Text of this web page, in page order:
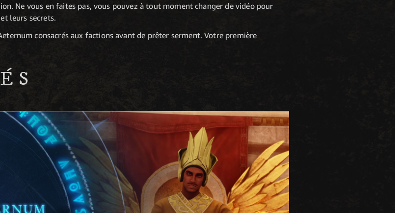
Ne vous en faites pas, vous pouvez à tout moment changer de vidéo pour
leurs secrets.
consacrés aux factions avant de prêter serment. Votre première